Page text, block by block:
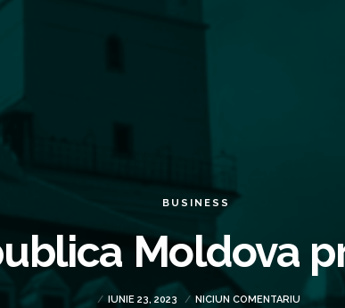
BUSINESS
Moldova
IUNIE 23, 2023 NICIUN COMENTARIU